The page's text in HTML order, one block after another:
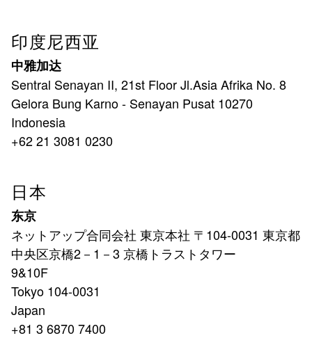
印度尼西亚
中雅加达
Sentral Senayan II, 21st Floor Jl.Asia Afrika No. 8
Gelora Bung Karno - Senayan Pusat 10270
Indonesia
+62 21 3081 0230
日本
东京
ネットアップ合同会社 東京本社 〒104-0031 東京都
中央区京橋2－1－3 京橋トラストタワー
9&10F
Tokyo 104-0031
Japan
+81 3 6870 7400